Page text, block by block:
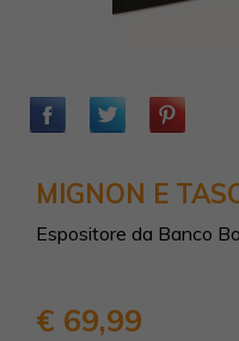
MIGNON E
Espositore da Banco
€ 69,99